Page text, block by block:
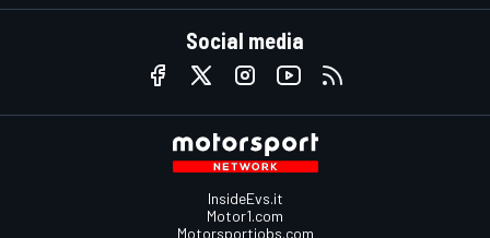
Social media
InsideEvs.it
Motor1.com
Motorsportjobs.com